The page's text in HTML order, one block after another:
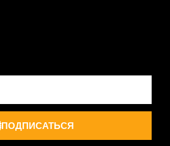
ПОДПИСАТЬСЯ